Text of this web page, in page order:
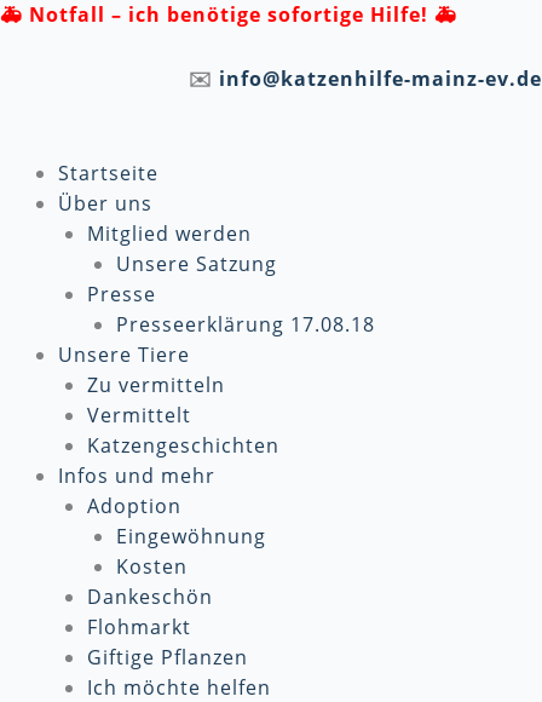
Zum
🚑 Notfall – ich benötige sofortige Hilfe! 🚑
✉️ info@katzenhilfe-mainz-ev.de
Startseite
Über uns
Mitglied werden
Unsere Satzung
Presse
Presseerklärung 17.08.18
Unsere Tiere
Zu vermitteln
Vermittelt
Katzengeschichten
Infos und mehr
Adoption
Eingewöhnung
Kosten
Dankeschön
Flohmarkt
Giftige Pflanzen
Ich möchte helfen